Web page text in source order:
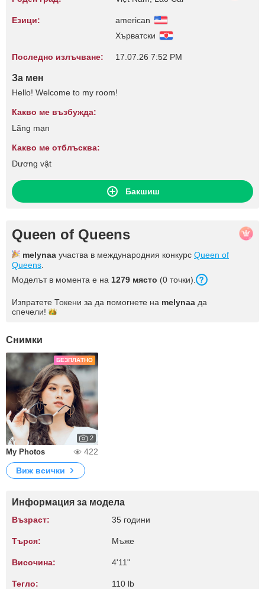
Езици:
american
Хърватски
Последно излъчване: 17.07.26 7:52 PM
За мен
Hello! Welcome to my room!
Какво ме възбужда:
Lãng mạn
Какво ме отблъсква:
Dương vật
Бакшиш
Queen of Queens
melynaa участва в международния конкурс Queen of
Queens
Моделът в момента е на 1279 място (0 точки).
Изпратете Токени за да помогнете на melynaa да
спечели!
Снимки
БЕЗПЛАТНО
2
My Photos
422
Виж всички
Информация за модела
Възраст: 35 години
Търся: Мъже
Височина: 4'11"
Тегло: 110 lb